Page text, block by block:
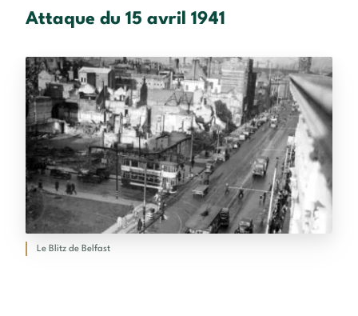
Attaque du 15 avril 1941
Le Blitz de Belfast